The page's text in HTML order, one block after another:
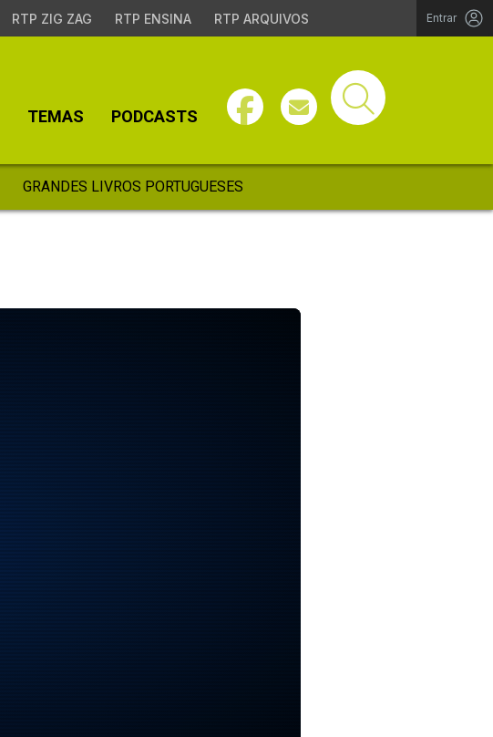
RTP ZIG ZAG RTP ENSINA RTP ARQUIVOS Entrar
TEMAS PODCASTS
GRANDES LIVROS PORTUGUESES